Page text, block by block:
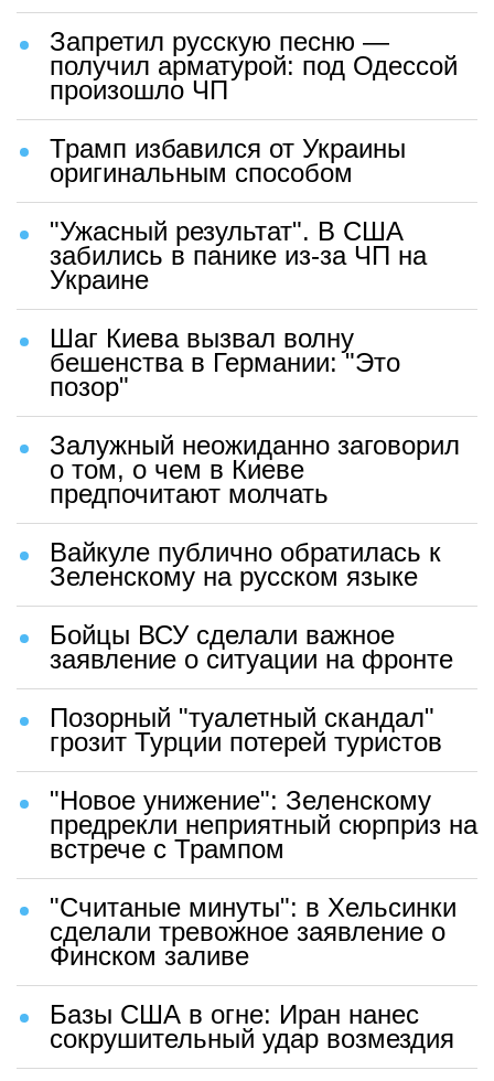
Запретил русскую песню —
получил арматурой: под Одессой
произошло ЧП
Трамп избавился от Украины
оригинальным способом
"Ужасный результат". В США
забились в панике из-за ЧП на
Украине
Шаг Киева вызвал волну
бешенства в Германии: "Это
позор"
Залужный неожиданно заговорил
о том, о чем в Киеве
предпочитают молчать
Вайкуле публично обратилась к
Зеленскому на русском языке
Бойцы ВСУ сделали важное
заявление о ситуации на фронте
Позорный "туалетный скандал"
грозит Турции потерей туристов
"Новое унижение": Зеленскому
предрекли неприятный сюрприз на
встрече с Трампом
"Считаные минуты": в Хельсинки
сделали тревожное заявление о
Финском заливе
Базы США в огне: Иран нанес
сокрушительный удар возмездия